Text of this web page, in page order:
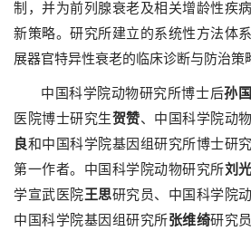
制，并为前列腺衰老及相关增龄性疾
新策略。研究所建立的系统性方法体
展器官特异性衰老的临床诊断与防治策
中国科学院动物研究所博士后孙
医院博士研究生贺赞、中国科学院动
良和中国科学院基因组研究所博士研
第一作者。中国科学院动物研究所刘
学宣武医院王思研究员、中国科学院
中国科学院基因组研究所张维绮研究